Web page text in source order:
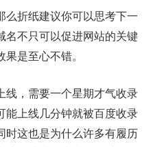
么折纸建议你可以思考下一
名不只可以促进网站的关键
是至心不错。
线，需要一个星期才气收录
能上线几分钟就被百度收录
时这也是为什么许多有履历